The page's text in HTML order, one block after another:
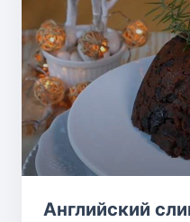
Английский